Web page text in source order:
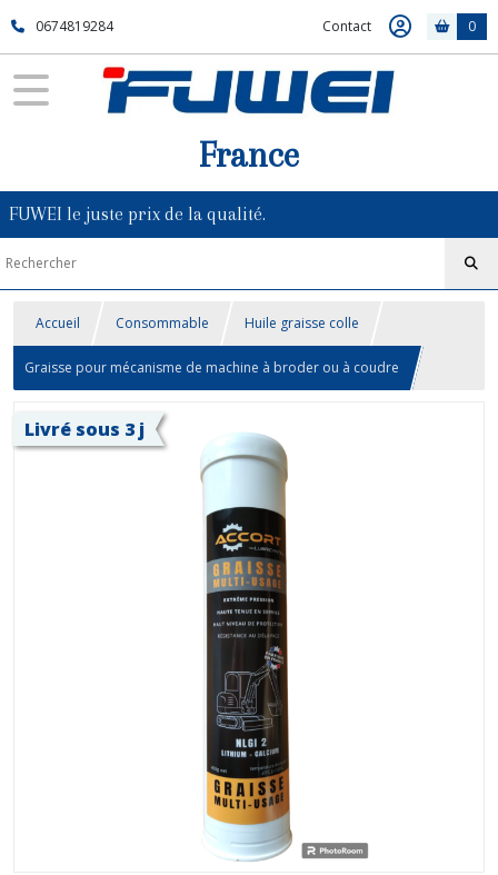
0674819284 Contact 0
France
FUWEI le juste prix de la qualité.
Accueil Consommable Huile graisse colle
Graisse pour mécanisme de machine à broder ou à coudre
Livré sous 3 j